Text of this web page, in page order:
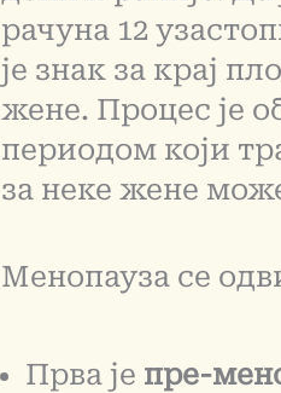
рачуна 12
је знак за крај
жене. Процес је
периодом који
за неке жене
Менопауза се
Прва је пре-